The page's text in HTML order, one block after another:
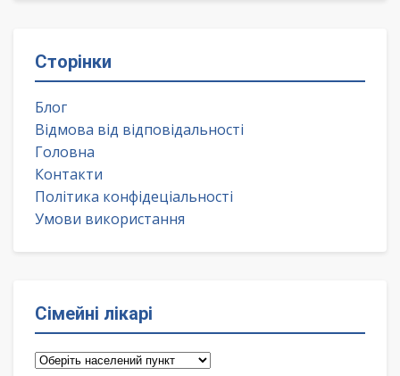
Сторінки
Блог
Відмова від відповідальності
Головна
Контакти
Політика конфідеціальності
Умови використання
Сімейні лікарі
Сімейні